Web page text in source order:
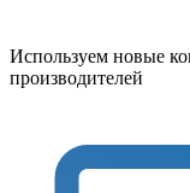
Используем новые
производителей